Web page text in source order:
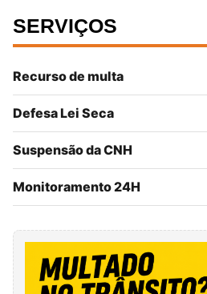
SERVIÇOS
Recurso de multa
Defesa Lei Seca
Suspensão da CNH
Monitoramento 24H